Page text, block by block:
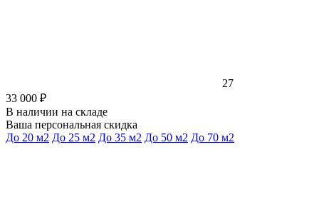
27
33 000 ₽
В наличии на складе
Ваша персональная скидка
До 20 м2 До 25 м2 До 35 м2 До 50 м2 До 70 м2